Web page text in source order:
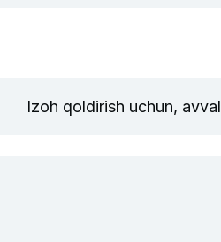
Izoh qoldirish uchun, avval